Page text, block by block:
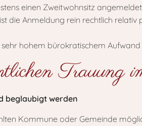
einen Zweitwohnsitz
die Anmeldung rein rechtlich relativ
hohem bürokratischem
beglaubigt werden
Kommune oder Gemeinde